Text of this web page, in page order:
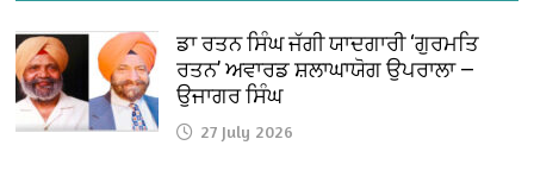
ਡਾ ਰਤਨ ਸਿੰਘ ਜੱਗੀ ਯਾਦਗਾਰੀ ‘ਗੁਰਮਤਿ
ਰਤਨ’ ਅਵਾਰਡ ਸ਼ਲਾਘਾਯੋਗ ਉਪਰਾਲਾ —
ਉਜਾਗਰ ਸਿੰਘ
27 July 2026